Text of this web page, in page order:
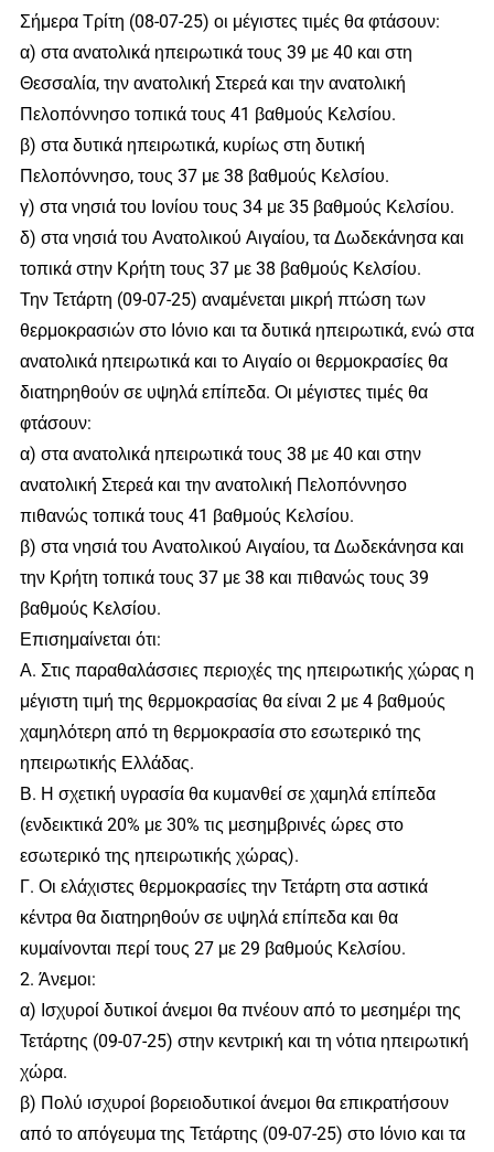
Σήμερα Τρίτη (08-07-25) οι μέγιστες τιμές θα φτάσουν:
α) στα ανατολικά ηπειρωτικά τους 39 με 40 και στη
Θεσσαλία, την ανατολική Στερεά και την ανατολική
Πελοπόννησο τοπικά τους 41 βαθμούς Κελσίου.
β) στα δυτικά ηπειρωτικά, κυρίως στη δυτική
Πελοπόννησο, τους 37 με 38 βαθμούς Κελσίου.
γ) στα νησιά του Ιονίου τους 34 με 35 βαθμούς Κελσίου.
δ) στα νησιά του Ανατολικού Αιγαίου, τα Δωδεκάνησα και
τοπικά στην Κρήτη τους 37 με 38 βαθμούς Κελσίου.
Την Τετάρτη (09-07-25) αναμένεται μικρή πτώση των
θερμοκρασιών στο Ιόνιο και τα δυτικά ηπειρωτικά, ενώ στα
ανατολικά ηπειρωτικά και το Αιγαίο οι θερμοκρασίες θα
διατηρηθούν σε υψηλά επίπεδα. Οι μέγιστες τιμές θα
φτάσουν:
α) στα ανατολικά ηπειρωτικά τους 38 με 40 και στην
ανατολική Στερεά και την ανατολική Πελοπόννησο
πιθανώς τοπικά τους 41 βαθμούς Κελσίου.
β) στα νησιά του Ανατολικού Αιγαίου, τα Δωδεκάνησα και
την Κρήτη τοπικά τους 37 με 38 και πιθανώς τους 39
βαθμούς Κελσίου.
Επισημαίνεται ότι:
Α. Στις παραθαλάσσιες περιοχές της ηπειρωτικής χώρας η
μέγιστη τιμή της θερμοκρασίας θα είναι 2 με 4 βαθμούς
χαμηλότερη από τη θερμοκρασία στο εσωτερικό της
ηπειρωτικής Ελλάδας.
Β. Η σχετική υγρασία θα κυμανθεί σε χαμηλά επίπεδα
(ενδεικτικά 20% με 30% τις μεσημβρινές ώρες στο
εσωτερικό της ηπειρωτικής χώρας).
Γ. Οι ελάχιστες θερμοκρασίες την Τετάρτη στα αστικά
κέντρα θα διατηρηθούν σε υψηλά επίπεδα και θα
κυμαίνονται περί τους 27 με 29 βαθμούς Κελσίου.
2. Άνεμοι:
α) Ισχυροί δυτικοί άνεμοι θα πνέουν από το μεσημέρι της
Τετάρτης (09-07-25) στην κεντρική και τη νότια ηπειρωτική
χώρα.
β) Πολύ ισχυροί βορειοδυτικοί άνεμοι θα επικρατήσουν
από το απόγευμα της Τετάρτης (09-07-25) στο Ιόνιο και τα